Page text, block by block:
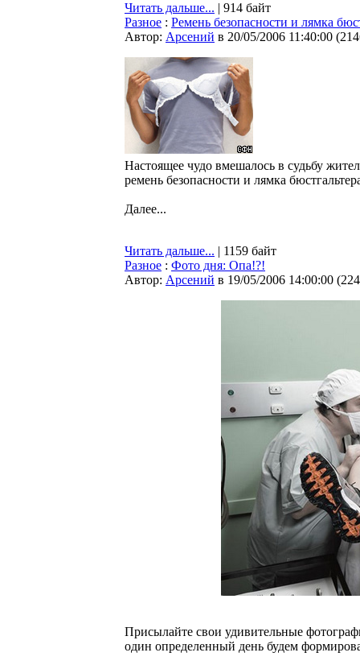
Читать дальше... | 914 байт
Разное : Ремень безопасности и лямка
Автор: Арсений в 20/05/2006 11:40:00 (
Настоящее чудо вмешалось в судьбу
ремень безопасности и лямка
Далее...
Читать дальше... | 1159 байт
Разное : Фото дня: Опа!?!
Автор: Арсений в 19/05/2006 14:00:00 (
Присылайте свои удивительные
один определенный день будем